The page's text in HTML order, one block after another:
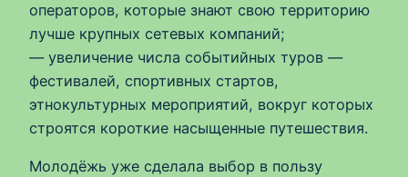
операторов, которые знают свою территорию
лучше крупных сетевых компаний;
— увеличение числа событийных туров —
фестивалей, спортивных стартов,
этнокультурных мероприятий, вокруг которых
строятся короткие насыщенные путешествия.
Молодёжь уже сделала выбор в пользу